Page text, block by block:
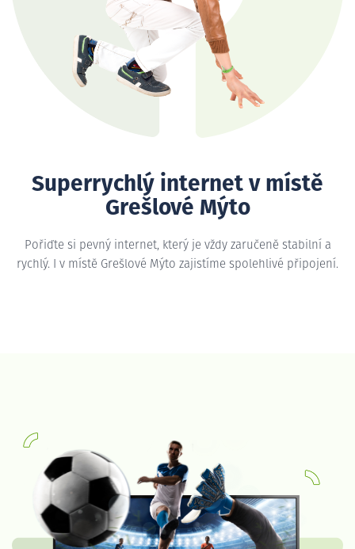
Superrychlý internet v místě
Grešlové Mýto
Pořiďte si pevný internet, který je vždy zaručeně stabilní a
rychlý. I v místě Grešlové Mýto zajistíme spolehlivé připojení.